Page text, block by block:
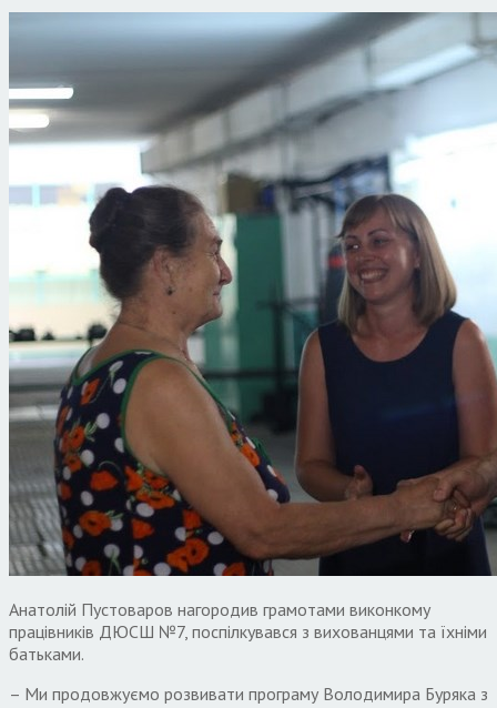
Анатолій Пустоваров нагородив грамотами виконкому
працівників ДЮСШ №7, поспілкувався з вихованцями та їхніми
батьками.
– Ми продовжуємо розвивати програму Володимира Буряка з